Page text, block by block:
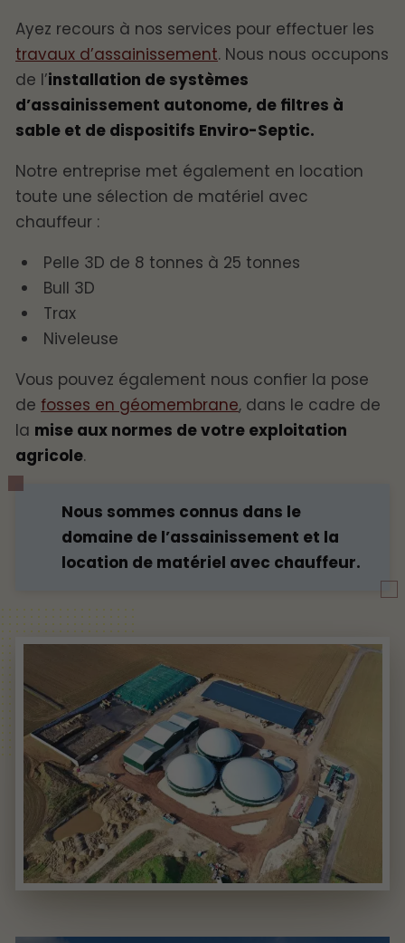
Ayez recours à nos services pour effectuer les
travaux d’assainissement. Nous nous occupons
de l’installation de systèmes
d’assainissement autonome, de filtres à
sable et de dispositifs Enviro-Septic.
Notre entreprise met également en location
toute une sélection de matériel avec
chauffeur :
Pelle 3D de 8 tonnes à 25 tonnes
Bull 3D
Trax
Niveleuse
Vous pouvez également nous confier la pose
de fosses en géomembrane, dans le cadre de
la mise aux normes de votre exploitation
agricole.
Nous sommes connus dans le
domaine de l’assainissement et la
location de matériel avec chauffeur.